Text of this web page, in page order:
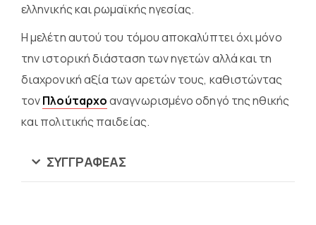
ελληνικής και ρωμαϊκής ηγεσίας.
Η μελέτη αυτού του τόμου αποκαλύπτει όχι μόνο
την ιστορική διάσταση των ηγετών αλλά και τη
διαχρονική αξία των αρετών τους, καθιστώντας
τονΠλούταρχοαναγνωρισμένο οδηγό της ηθικής
και πολιτικής παιδείας.
ΣΥΓΓΡΑΦΈΑΣ